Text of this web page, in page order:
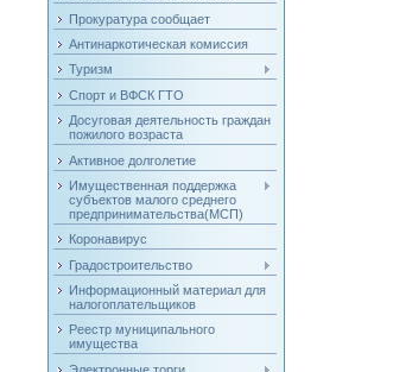
Прокуратура сообщает
Антинаркотическая комиссия
Туризм
Спорт и ВФСК ГТО
Досуговая деятельность граждан
пожилого возраста
Активное долголетие
Имущественная поддержка
субъектов малого среднего
предпринимательства(МСП)
Коронавирус
Градостроительство
Информационный материал для
налогоплательщиков
Реестр муниципального
имущества